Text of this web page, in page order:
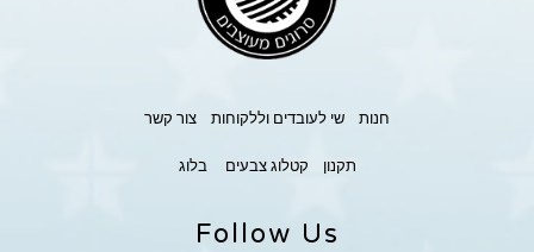
חנות שי לעובדים וללקוחות צור קשר
תקנון קטלוג צבעים בלוג
Follow Us